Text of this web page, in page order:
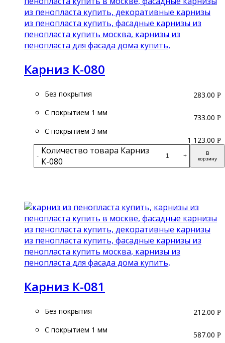
Карниз К-080
Без покрытия
С покрытием 1 мм
С покрытием 3 мм
- Количество товара Карниз
К-080
+
В
корзину
283.00 Р
733.00 Р
1 123.00 Р
Карниз К-081
Без покрытия
С покрытием 1 мм
212.00 Р
587.00 Р